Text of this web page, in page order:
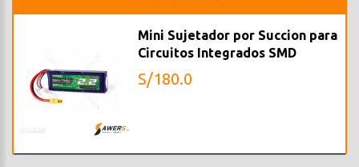
Mini Sujetador por Succion para
Circuitos Integrados SMD
S/180.0